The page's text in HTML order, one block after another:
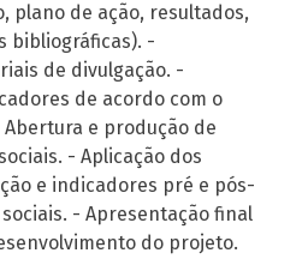
plano de ação, resultados,
bibliográficas). -
de divulgação. -
de acordo com o
e produção de
- Aplicação dos
e indicadores pré e pós-
- Apresentação final
do projeto.